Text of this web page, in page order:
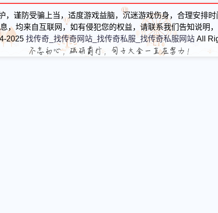
，谨防受骗上当，适度游戏益脑，沉迷游戏伤身，合理安排
，均来自互联网，如有侵犯您的权益，请联系我们告知说明
2025 找传奇_找传奇网站_找传奇私服_找传奇私服网站All